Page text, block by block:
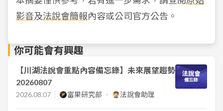
影音及法說會簡報內容或公司官方公告。
你可能會有興趣
【川湖法說會重點內容備忘錄】未來展望趨勢
20260807
2026.08.07 富果研究部 法說會助理